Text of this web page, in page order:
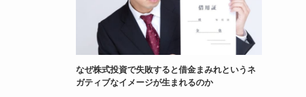
なぜ株式投資で失敗すると借金まみれというネ
ガティブなイメージが生まれるのか